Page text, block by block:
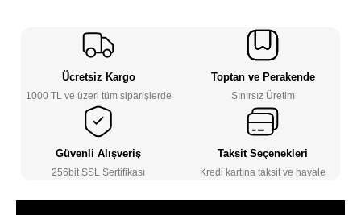
Ücretsiz Kargo
1000 TL ve üzeri tüm siparişlerde
Toptan ve Perakende
Sınırsız Üretim
Güvenli Alışveriş
256bit SSL Sertifikası
Taksit Seçenekleri
Kredi kartına taksit ve havale